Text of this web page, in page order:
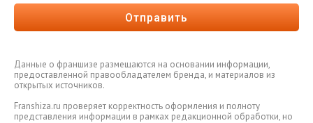
Отправить
Данные о франшизе размещаются на основании информации,
предоставленной правообладателем бренда, и материалов из
открытых источников.
Franshiza.ru проверяет корректность оформления и полноту
представления информации в рамках редакционной обработки, но